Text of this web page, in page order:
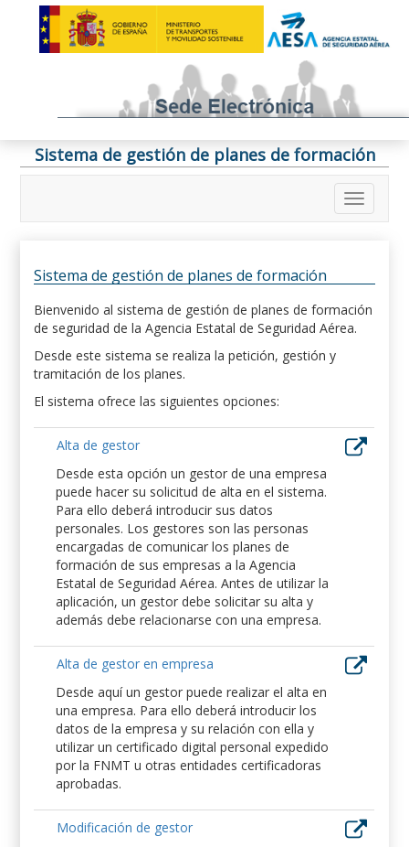
Sistema de gestión de planes de formación
Sistema de gestión de planes de formación
Bienvenido al sistema de gestión de planes de formación
de seguridad de la Agencia Estatal de Seguridad Aérea.
Desde este sistema se realiza la petición, gestión y
tramitación de los planes.
El sistema ofrece las siguientes opciones:
Alta de gestor
Desde esta opción un gestor de una empresa
puede hacer su solicitud de alta en el sistema.
Para ello deberá introducir sus datos
personales. Los gestores son las personas
encargadas de comunicar los planes de
formación de sus empresas a la Agencia
Estatal de Seguridad Aérea. Antes de utilizar la
aplicación, un gestor debe solicitar su alta y
además debe relacionarse con una empresa.
Alta de gestor en empresa
Desde aquí un gestor puede realizar el alta en
una empresa. Para ello deberá introducir los
datos de la empresa y su relación con ella y
utilizar un certificado digital personal expedido
por la FNMT u otras entidades certificadoras
aprobadas.
Modificación de gestor